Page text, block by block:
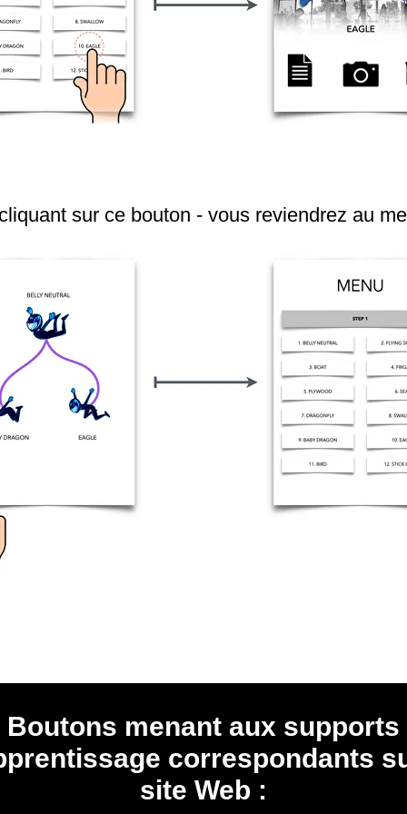
sur ce bouton - vous reviendrez au
Boutons menant aux supports
correspondants
site Web :